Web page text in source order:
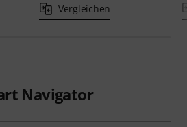
Vergleichen
Navigator